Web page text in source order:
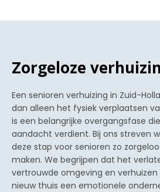
Zorgeloze
Een senioren verhuizing in Zuid-
dan alleen het fysiek verplaatsen
is een belangrijke overgangsfase
aandacht verdient. Bij ons streven
deze stap voor senioren zo
maken. We begrijpen dat het
vertrouwde omgeving en verhuizen
nieuw thuis een emotionele